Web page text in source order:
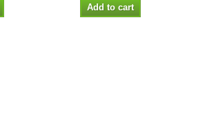
Add to cart